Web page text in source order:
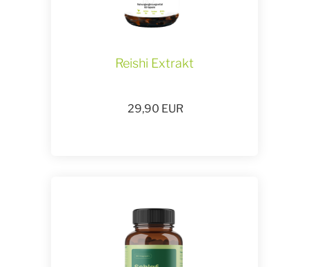
Reishi Extrakt
29,90 EUR